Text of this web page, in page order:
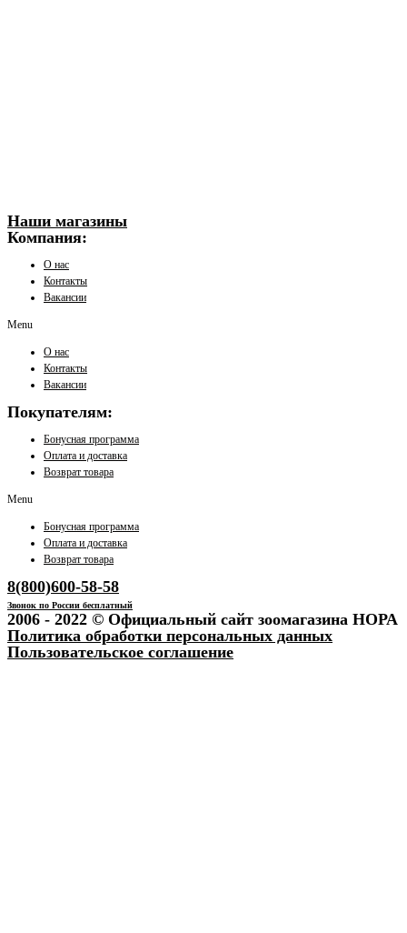
Наши магазины
Компания:
О нас
Контакты
Вакансии
Menu
О нас
Контакты
Вакансии
Покупателям:
Бонусная программа
Оплата и доставка
Возврат товара
Menu
Бонусная программа
Оплата и доставка
Возврат товара
8(800)600-58-58
Звонок по России бесплатный
2006 - 2022 © Официальный сайт зоомагазина НОРА
Политика обработки персональных данных
Пользовательское соглашение